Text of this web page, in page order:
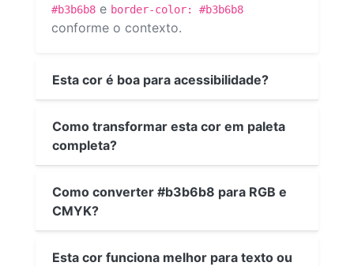
#b3b6b8 e border-color: #b3b6b8
conforme o contexto.
Esta cor é boa para acessibilidade?
Como transformar esta cor em paleta
completa?
Como converter #b3b6b8 para RGB e
CMYK?
Esta cor funciona melhor para texto ou